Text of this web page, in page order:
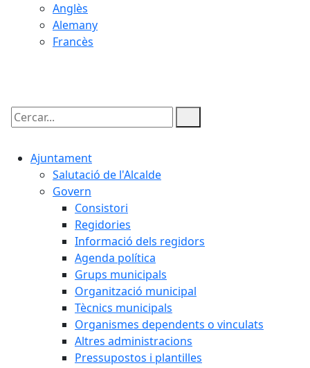
Anglès
Alemany
Francès
Cercar:
Ajuntament
Salutació de l'Alcalde
Govern
Consistori
Regidories
Informació dels regidors
Agenda política
Grups municipals
Organització municipal
Tècnics municipals
Organismes dependents o vinculats
Altres administracions
Pressupostos i plantilles